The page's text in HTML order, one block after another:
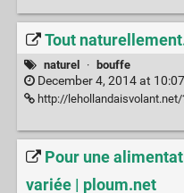
Tout
naturel · bouffe
December 4, 2014 at
http://lehollandaisvolant.net/
Pour une
variée | ploum.net